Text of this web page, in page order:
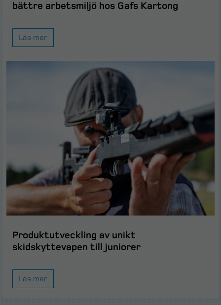
bättre arbetsmiljö hos Gafs Kartong
Läs mer
Produktutveckling av unikt
skidskyttevapen till juniorer
Läs mer